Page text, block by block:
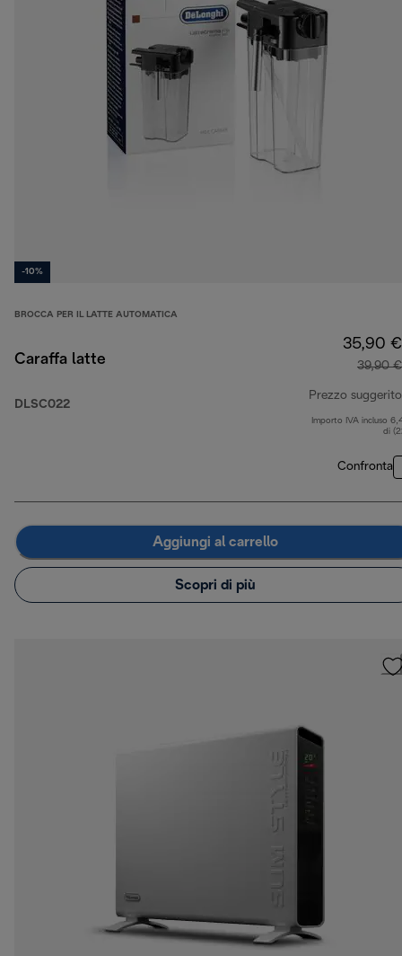
-10%
BROCCA PER IL LATTE AUTOMATICA
Caraffa latte
DLSC022
35,90 €
39,90 €
Prezzo suggerito
Importo IVA incluso
di
Confronta
Aggiungi al carrello
Scopri di più